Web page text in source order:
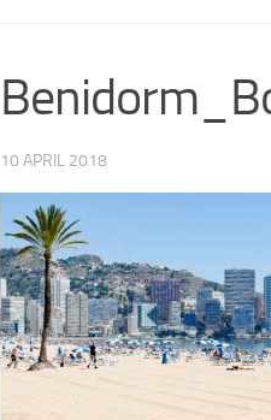
10 APRIL 2018